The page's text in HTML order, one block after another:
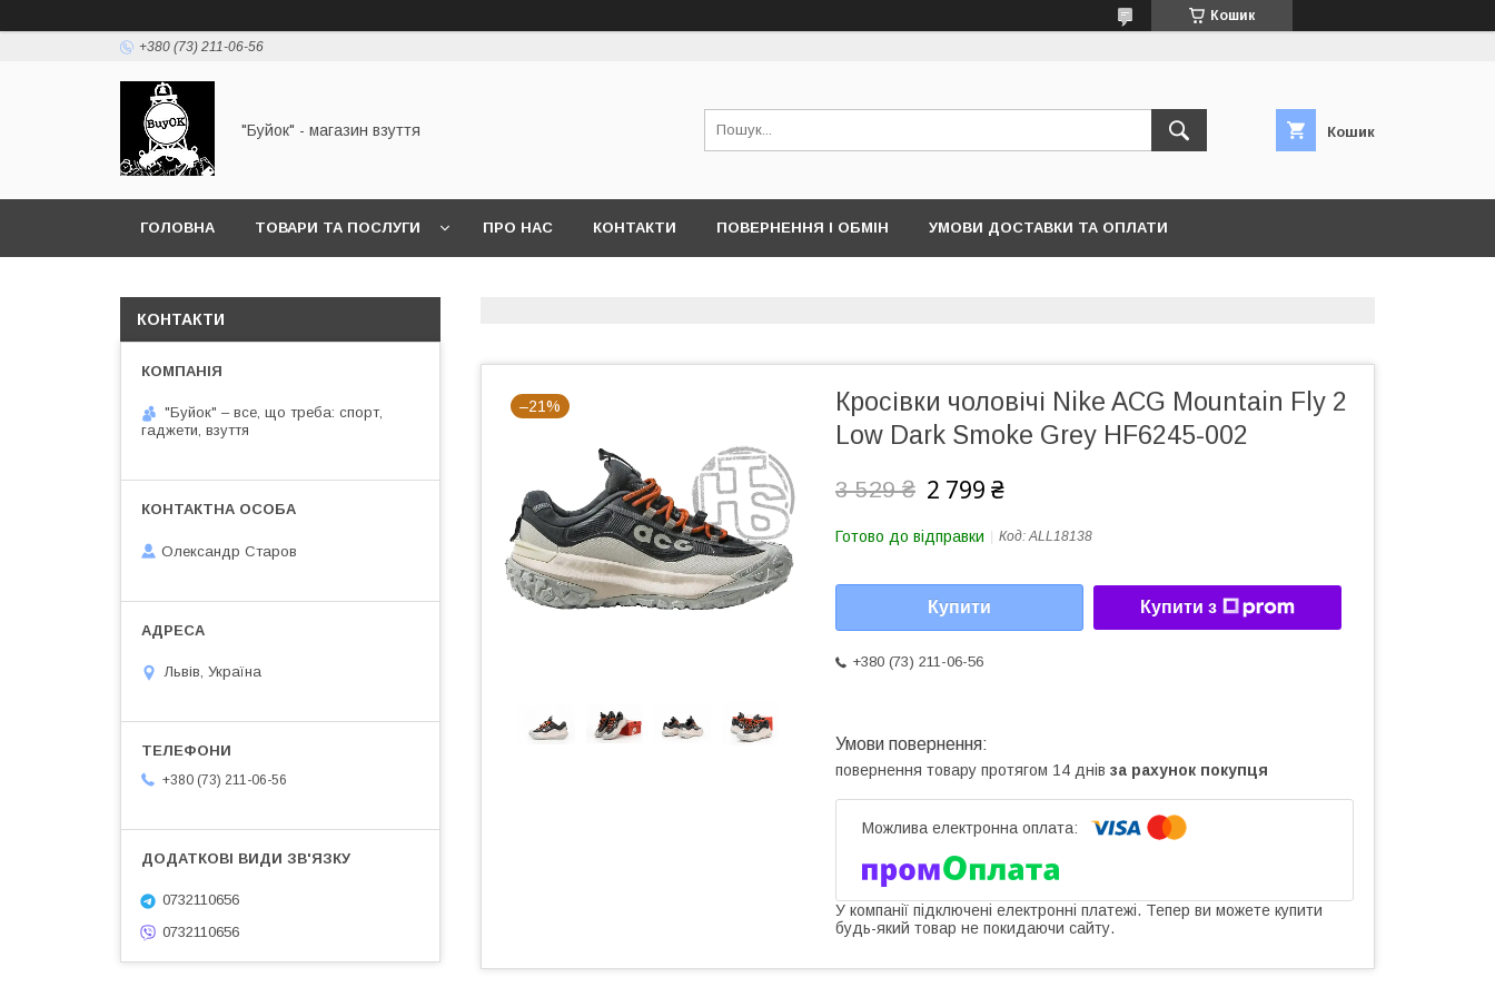
Кошик
+380 (73) 211-06-56
"Буйок" - магазин взуття Кошик
ГОЛОВНА ТОВАРИ ТА ПОСЛУГИ ПРО НАС КОНТАКТИ ПОВЕРНЕННЯ І ОБМІН УМОВИ ДОСТАВКИ ТА ОПЛАТИ
–21%
Кросівки чоловічі Nike ACG Mountain Fly 2
Low Dark Smoke Grey HF6245-002
3 529 ₴ 2 799 ₴
Готово до відправки Код:ALL18138
Купити Купити з
+380 (73) 211-06-56
повернення товару протягом 14 днів за рахунок покупця
У компанії підключені електронні платежі. Тепер ви можете купити
будь-який товар не покидаючи сайту.
КОНТАКТИ
"Буйок" – все, що треба: спорт,
гаджети, взуття
Олександр Старов
Львів, Україна
+380 (73) 211-06-56
0732110656
0732110656